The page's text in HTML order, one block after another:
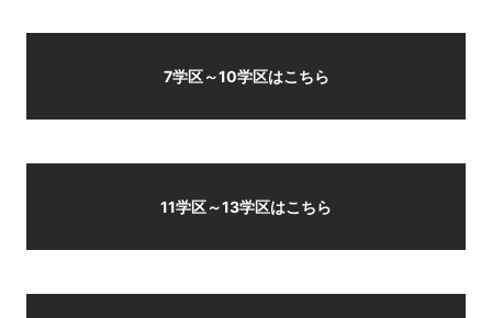
7学区～10学区はこちら
11学区～13学区はこちら